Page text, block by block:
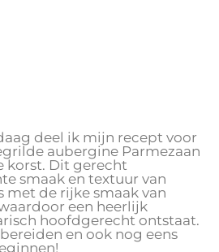
deel ik mijn recept voor
aubergine Parmezaan
korst. Dit gerecht
smaak en textuur van
de rijke smaak van
een heerlijk
hoofdgerecht ontstaat.
en ook nog eens